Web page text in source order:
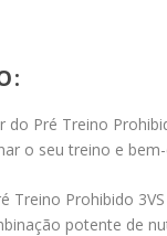
do Pré Treino
o seu treino e
Treino Prohibido
potente de